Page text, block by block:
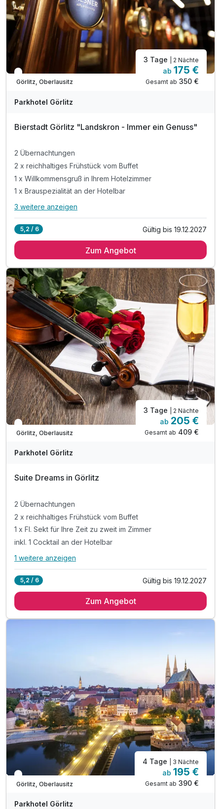
In 2 Wochen wieder frei
Görlitz, Oberlausitz
3 Tage | 2 Nächte
ab 175 €
Gesamt ab 350 €
Parkhotel Görlitz
Bierstadt Görlitz "Landskron - Immer ein Genuss"
2 Übernachtungen
2 x reichhaltiges Frühstück vom Buffet
1 x Willkommensgruß in Ihrem Hotelzimmer
1 x Brauspezialität an der Hotelbar
Alle Inklusivleistungen
2 x reichhaltiges Frühstück vom Buffet
1 x Brauspezialität an der Hotelbar
1 x Stadtführung durch die historische Altstadt
1 x 0,3 l Tour in der Landskron Braumanufaktur
inkl. W-LAN
3 weitere anzeigen
5,2 / 6 Gültig bis 19.12.2027
Zum Angebot
In 2 Wochen wieder frei
Görlitz, Oberlausitz
3 Tage | 2 Nächte
ab 205 €
Gesamt ab 409 €
Parkhotel Görlitz
Suite Dreams in Görlitz
2 Übernachtungen
2 x reichhaltiges Frühstück vom Buffet
1 x Fl. Sekt für Ihre Zeit zu zweit im Zimmer
inkl. 1 Cocktail an der Hotelbar
Alle Inklusivleistungen
2 x reichhaltiges Frühstück vom Buffet
1 weitere anzeigen
5,2 / 6 Gültig bis 19.12.2027
Zum Angebot
In 2 Wochen wieder frei
Görlitz, Oberlausitz
4 Tage | 3 Nächte
ab 195 €
Gesamt ab 390 €
Parkhotel Görlitz